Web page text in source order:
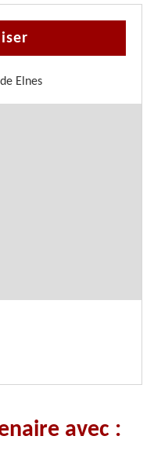
Elnes
avec :